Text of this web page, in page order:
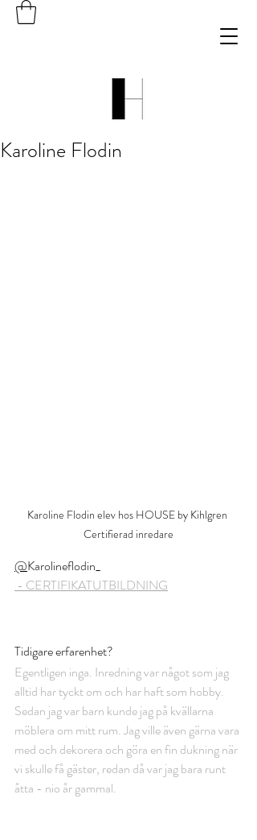
Karoline Flodin
Karoline Flodin elev hos HOUSE by Kihlgren
Certifierad inredare
@Karolineflodin_
- CERTIFIKATUTBILDNING
Tidigare erfarenhet?
Egentligen inga. Inredning var något som jag
alltid har tyckt om och har haft som hobby.
Sedan jag var barn kunde jag på kvällarna
möblera om mitt rum. Jag ville även gärna vara
med och dekorera och göra en fin dukning när
vi skulle få gäster, redan då var jag bara runt
åtta - nio år gammal.